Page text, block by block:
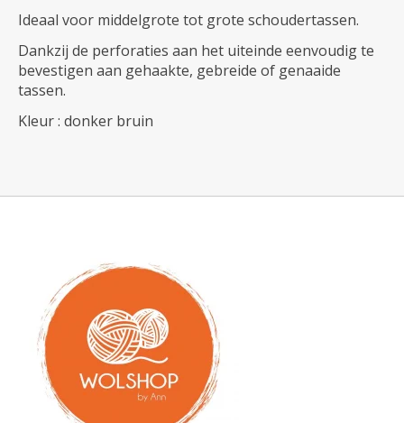
Ideaal voor middelgrote tot grote schoudertassen.
Dankzij de perforaties aan het uiteinde eenvoudig te
bevestigen aan gehaakte, gebreide of genaaide
tassen.
Kleur : donker bruin